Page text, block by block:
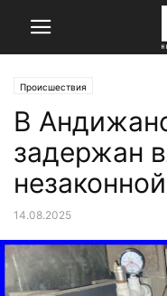
Происшествия
В
задержан
14.08.2025